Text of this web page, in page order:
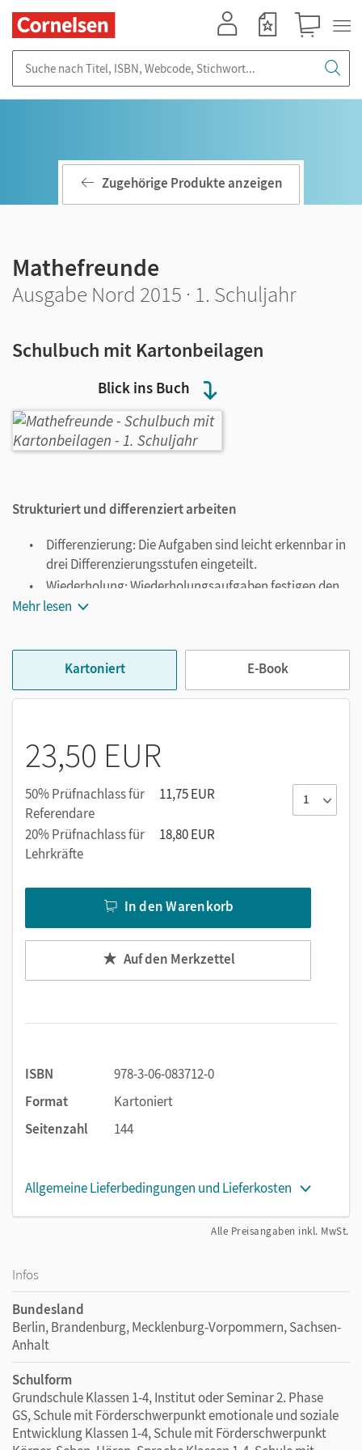
Blick ins Buch
Zugehörige Produkte anzeigen
Mathefreunde
Ausgabe Nord 2015 · 1. Schuljahr
Schulbuch mit Kartonbeilagen
Strukturiert und differenziert arbeiten
Differenzierung: Die Aufgaben sind leicht erkennbar in
drei Differenzierungsstufen eingeteilt.
Wiederholung: Wiederholungsaufgaben festigen den
Stoff und bereiten auf neue Lerninhalte vor.
Zahlenbildern helfen bei der Selbstkontrolle.
Sachrechnen: Der Umgang mit Sachaufgaben wird
schrittweise aufgebaut.
Mehr lesen
Kartoniert E-Book
23,50 EUR
50% Prüfnachlass für
Referendare
11,75 EUR
20% Prüfnachlass für
Lehrkräfte
18,80 EUR
In den Warenkorb
Auf den Merkzettel
ISBN
978-3-06-083712-0
Format
Kartoniert
Seitenzahl
144
Allgemeine Lieferbedingungen und Lieferkosten
Alle Preisangaben inkl. MwSt.
Infos
Bundesland
Berlin, Brandenburg, Mecklenburg-Vorpommern, Sachsen-
Anhalt
Schulform
Grundschule Klassen 1-4, Institut oder Seminar 2. Phase
GS, Schule mit Förderschwerpunkt emotionale und soziale
Entwicklung Klassen 1-4, Schule mit Förderschwerpunkt